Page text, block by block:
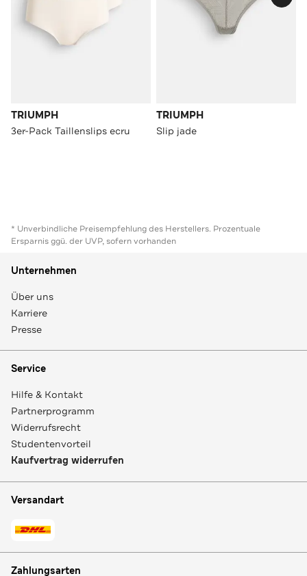
TRIUMPH
3er-Pack Taillenslips ecru
TRIUMPH
Slip jade
* Unverbindliche Preisempfehlung des Herstellers. Prozentuale
Ersparnis ggü. der UVP, sofern vorhanden
Unternehmen
Über uns
Karriere
Presse
Service
Hilfe & Kontakt
Partnerprogramm
Widerrufsrecht
Studentenvorteil
Kaufvertrag widerrufen
Versandart
Zahlungsarten